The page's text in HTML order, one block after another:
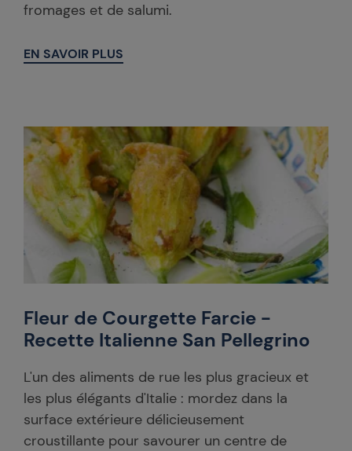
fromages et de salumi.
EN SAVOIR PLUS
Fleur de Courgette Farcie -
Recette Italienne San Pellegrino
L'un des aliments de rue les plus gracieux et
les plus élégants d'Italie : mordez dans la
surface extérieure délicieusement
croustillante pour savourer un centre de